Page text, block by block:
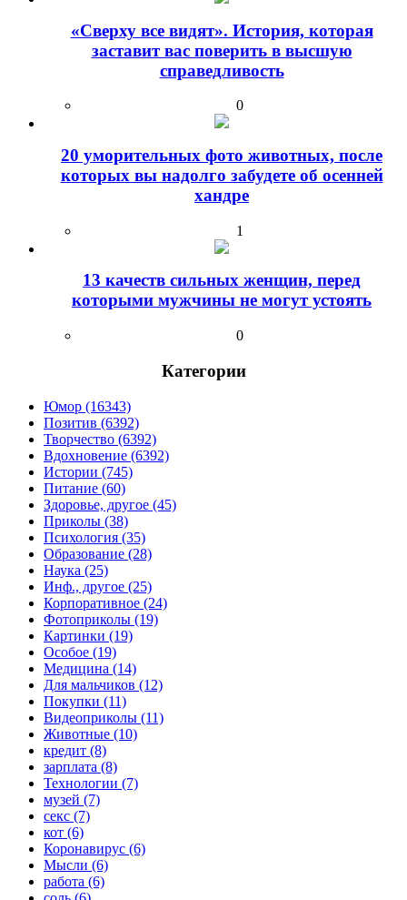
«Сверху все видят». История, которая
заставит вас поверить в высшую
справедливость
0
20 уморительных фото животных, после
которых вы надолго забудете об осенней
хандре
1
13 качеств сильных женщин, перед
которыми мужчины не могут устоять
0
Категории
Юмор (16343)
Позитив (6392)
Творчество (6392)
Вдохновение (6392)
Истории (745)
Питание (60)
Здоровье, другое (45)
Приколы (38)
Психология (35)
Образование (28)
Наука (25)
Инф., другое (25)
Корпоративное (24)
Фотоприколы (19)
Картинки (19)
Особое (19)
Медицина (14)
Для мальчиков (12)
Покупки (11)
Видеоприколы (11)
Животные (10)
кредит (8)
зарплата (8)
Технологии (7)
музей (7)
секс (7)
кот (6)
Коронавирус (6)
Мысли (6)
работа (6)